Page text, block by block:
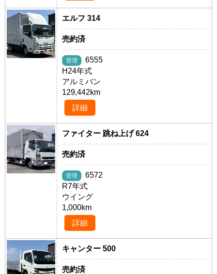
エルフ 314
売約済
管理
6555
H24年式
アルミバン
129,442km
詳細
ファイター 跳ね上げ 624
売約済
管理
6572
R7年式
ウイング
1,000km
詳細
キャンター 500
売約済